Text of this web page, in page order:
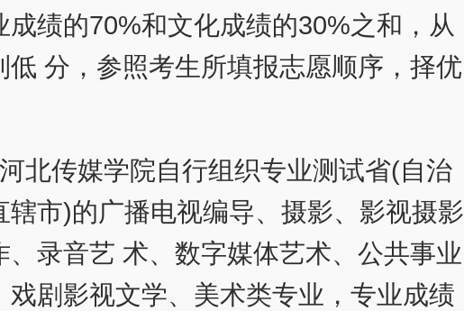
成绩的70%和文化成绩的30%之和，从
低 分，参照考生所填报志愿顺序，择优
北传媒学院自行组织专业测试省(自治
辖市)的广播电视编导、摄影、影视摄影
、录音艺 术、数字媒体艺术、公共事业
戏剧影视文学、美术类专业，专业成绩